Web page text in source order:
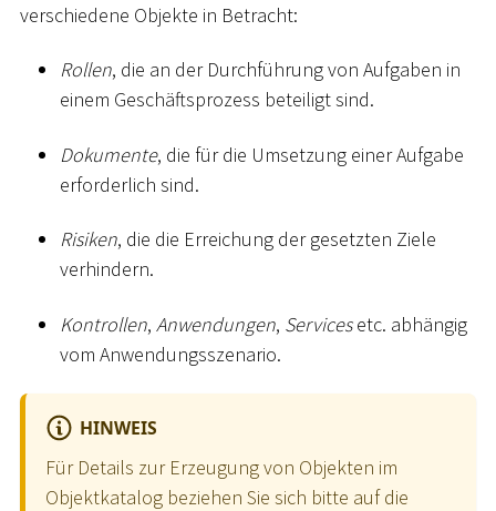
verschiedene Objekte in Betracht:
Rollen, die an der Durchführung von Aufgaben in
einem Geschäftsprozess beteiligt sind.
Dokumente, die für die Umsetzung einer Aufgabe
erforderlich sind.
Risiken, die die Erreichung der gesetzten Ziele
verhindern.
Kontrollen, Anwendungen, Servicesetc. abhängig
vom Anwendungsszenario.
HINWEIS
Für Details zur Erzeugung von Objekten im
Objektkatalog beziehen Sie sich bitte auf die